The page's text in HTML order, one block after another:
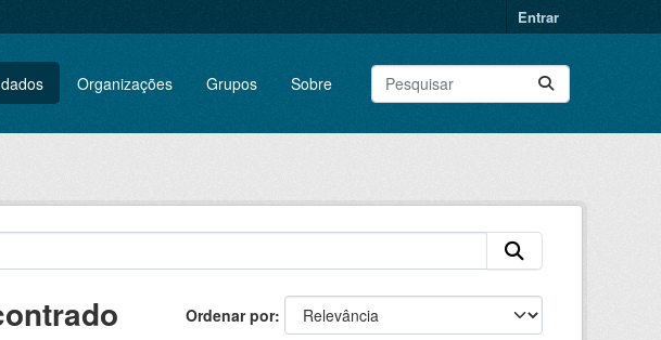
Entrar
Organizações Grupos Sobre
Ordenar por